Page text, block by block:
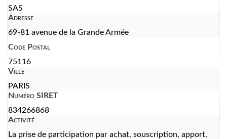
SAS
Adresse
69-81 avenue de la Grande Armée
Code Postal
75116
Ville
PARIS
Numéro SIRET
834266868
Activité
La prise de participation par achat, souscription, apport,